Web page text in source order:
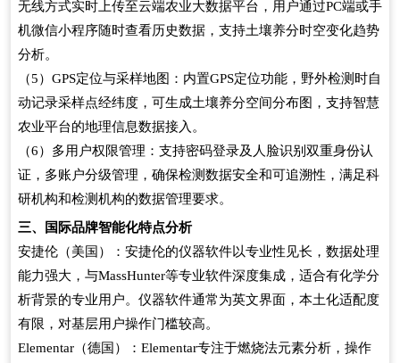
无线方式实时上传至云端农业大数据平台，用户通过PC端或手
机微信小程序随时查看历史数据，支持土壤养分时空变化趋势
分析。
（5）GPS定位与采样地图：内置GPS定位功能，野外检测时自
动记录采样点经纬度，可生成土壤养分空间分布图，支持智慧
农业平台的地理信息数据接入。
（6）多用户权限管理：支持密码登录及人脸识别双重身份认
证，多账户分级管理，确保检测数据安全和可追溯性，满足科
研机构和检测机构的数据管理要求。
三、国际品牌智能化特点分析
安捷伦（美国）：安捷伦的仪器软件以专业性见长，数据处理
能力强大，与MassHunter等专业软件深度集成，适合有化学分
析背景的专业用户。仪器软件通常为英文界面，本土化适配度
有限，对基层用户操作门槛较高。
Elementar（德国）：Elementar专注于燃烧法元素分析，操作